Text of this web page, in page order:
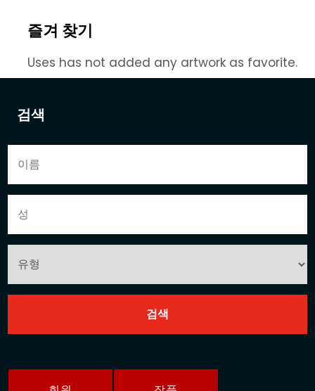
검색
즐겨 찾기
Uses has not added any artwork as favorite.